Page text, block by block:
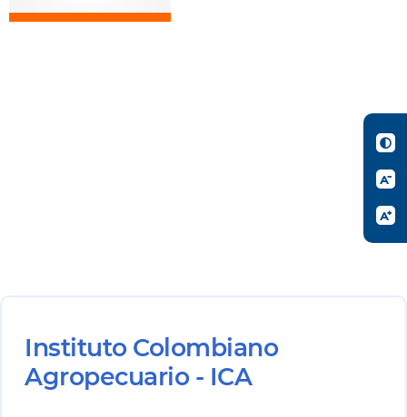
Instituto Colombiano
Agropecuario - ICA